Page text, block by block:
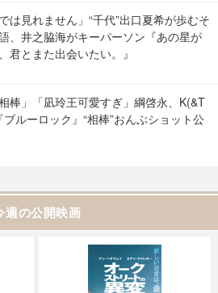
は見れません」“千代”出口夏希が歩むそ
、井之脇海がキーパーソン『あの星が
君とまた出会いたい。』
相棒」「凪玲王可愛すぎ」綱啓永、K(&T
ブルーロック』“相棒”おんぶショット公
週の公開映画